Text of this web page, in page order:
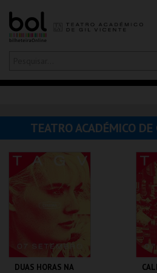
Olá,iniciar sessão
CARRINHO
EVENTOS
CARTÕES
PRODUTOS
TEATRO ACADÉMICO
DUAS HORAS NA